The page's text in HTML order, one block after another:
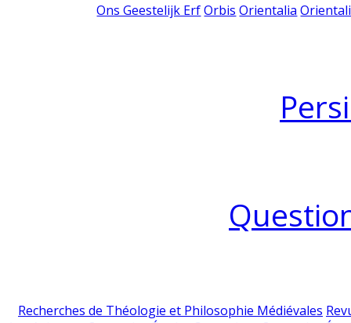
Ons Geestelijk Erf Orbis Orientalia
Recherches de Théologie et Philosophie Médiévales